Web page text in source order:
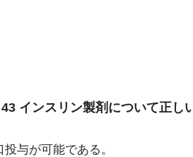
43 インスリン製剤について正し
投与が可能である。